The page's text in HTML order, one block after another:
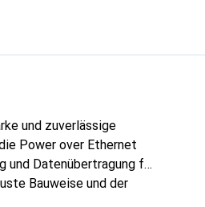
und zuverlässige
Power over Ethernet
Datenübertragung für
Bauweise und der